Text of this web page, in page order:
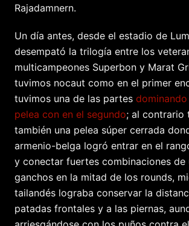
Rajadamnern.
Un día antes, desde el estadio de
desempató la trilogía entre los
multicampeones Superbon y Marat
tuvimos nocaut como en el primer
tuvimos una de las partes
pelea con en el segundo; al contrario
también una pelea súper cerrada
armenio-belga logró entrar en el
y conectar fuertes combinaciones de
ganchos en la mitad de los rounds,
tailandés lograba conservar la
patadas frontales y a las piernas,